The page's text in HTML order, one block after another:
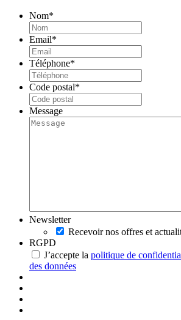
Nom*
Email*
Téléphone*
Code postal*
Message
Newsletter
Recevoir nos offres et
RGPD
J’accepte la politique de
des données